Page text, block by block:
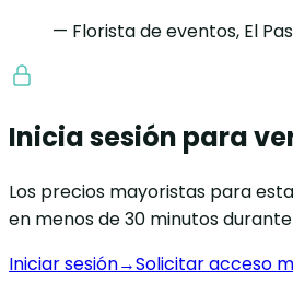
— Florista de eventos, El
Inicia sesión para
Los precios mayoristas para
en menos de 30 minutos
Iniciar sesión→Solicitar acceso